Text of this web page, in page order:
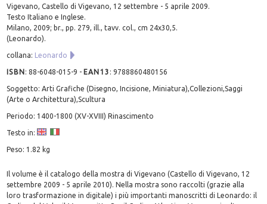
Vigevano, Castello di Vigevano, 12 settembre - 5 aprile 2009.
Testo Italiano e Inglese.
Milano, 2009; br., pp. 279, ill., tavv. col., cm 24x30,5.
(Leonardo).
collana: Leonardo
ISBN:88-6048-015-9 - EAN13 :9788860480156
Soggetto: Arti Grafiche (Disegno, Incisione, Miniatura),Collezioni,Saggi
(Arte o Architettura),Scultura
Periodo: 1400-1800 (XV-XVIII) Rinascimento
Testo in:
Peso: 1.82 kg
Il volume è il catalogo della mostra di Vigevano (Castello di Vigevano, 12
settembre 2009 - 5 aprile 2010). Nella mostra sono raccolti (grazie alla
loro trasformazione in digitale) i più importanti manoscritti di Leonardo: il